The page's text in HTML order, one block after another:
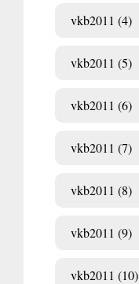
vkb2011 (4)
vkb2011 (5)
vkb2011 (6)
vkb2011 (7)
vkb2011 (8)
vkb2011 (9)
vkb2011 (10)